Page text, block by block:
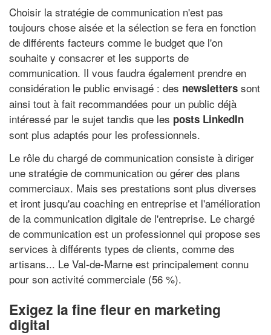
Choisir la stratégie de communication n'est pas
toujours chose aisée et la sélection se fera en fonction
de différents facteurs comme le budget que l'on
souhaite y consacrer et les supports de
communication. Il vous faudra également prendre en
considération le public envisagé : des newsletters sont
ainsi tout à fait recommandées pour un public déjà
intéressé par le sujet tandis que les posts LinkedIn
sont plus adaptés pour les professionnels.
Le rôle du chargé de communication consiste à diriger
une stratégie de communication ou gérer des plans
commerciaux. Mais ses prestations sont plus diverses
et iront jusqu'au coaching en entreprise et l'amélioration
de la communication digitale de l'entreprise. Le chargé
de communication est un professionnel qui propose ses
services à différents types de clients, comme des
artisans... Le Val-de-Marne est principalement connu
pour son activité commerciale (56 %).
Exigez la fine fleur en marketing
digital